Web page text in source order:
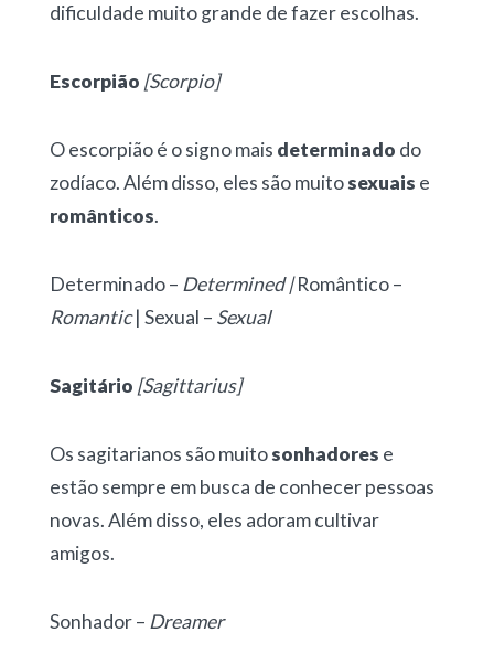
dificuldade muito grande de fazer escolhas.
Escorpião [Scorpio]
O escorpião é o signo mais determinado do
zodíaco. Além disso, eles são muitosexuais e
românticos.
Determinado – Determined |Romântico –
Romantic| Sexual – Sexual
Sagitário [Sagittarius]
Os sagitarianos são muitosonhadores e
estão sempre em busca de conhecer pessoas
novas. Além disso, eles adoram cultivar
amigos.
Sonhador – Dreamer